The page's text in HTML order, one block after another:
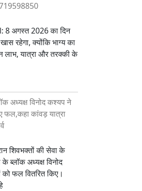
अगस्त 2026 का दिन
रहेगा, क्योंकि भाग्य का
लाभ, यात्रा और तरक्की के
अध्यक्ष विनोद कश्यप ने
फल,कहा कांवड़ यात्रा
शिवभक्तों की सेवा के
ब्लॉक अध्यक्ष विनोद
फल वितरित किए।